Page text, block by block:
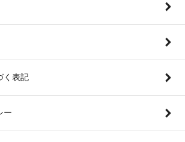
く表記
ー